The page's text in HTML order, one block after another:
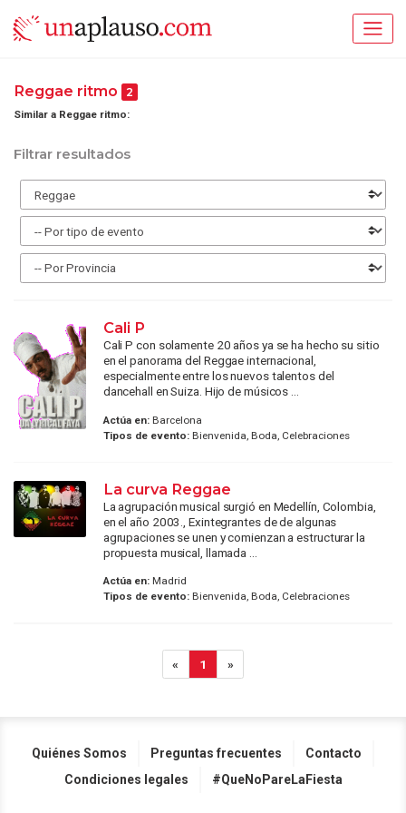
Reggae ritmo 2
Similar a Reggae ritmo:
Filtrar resultados
Cali P
Cali P con solamente 20 años ya se ha hecho su sitio
en el panorama del Reggae internacional,
especialmente entre los nuevos talentos del
dancehall en Suiza. Hijo de músicos ...
Actúa en:Barcelona
Tipos de evento:Bienvenida, Boda, Celebraciones
La curva Reggae
La agrupación musical surgió en Medellín, Colombia,
en el año 2003., Exintegrantes de de algunas
agrupaciones se unen y comienzan a estructurar la
propuesta musical, llamada ...
Actúa en:Madrid
Tipos de evento:Bienvenida, Boda, Celebraciones
« 1 »
Quiénes Somos Preguntas frecuentes
Contacto
Condiciones legales
#QueNoPareLaFiesta